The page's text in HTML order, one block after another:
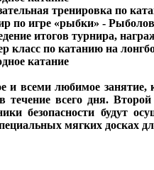
тренировка по
по игре «рыбки» -
итогов турнира,
класс по катанию на
катание
и всеми любимое занятие,
течение всего дня.
безопасности будут
мягких досках